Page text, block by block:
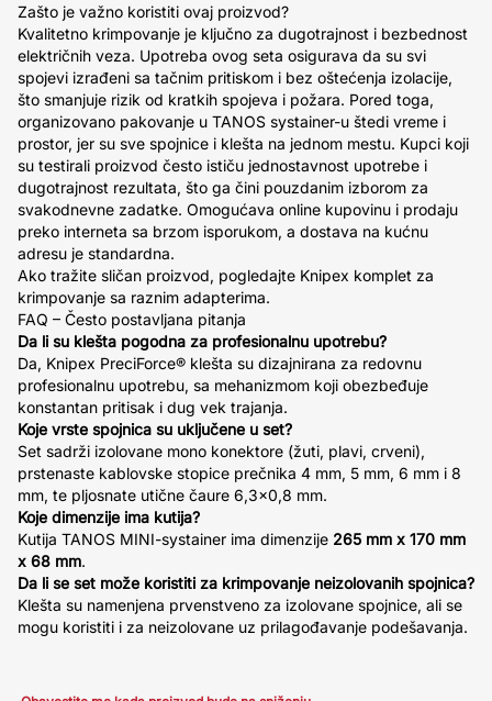
Zašto je važno koristiti ovaj proizvod?
Kvalitetno krimpovanje je ključno za dugotrajnost i bezbednost
električnih veza. Upotreba ovog seta osigurava da su svi
spojevi izrađeni sa tačnim pritiskom i bez oštećenja izolacije,
što smanjuje rizik od kratkih spojeva i požara. Pored toga,
organizovano pakovanje u TANOS systainer-u štedi vreme i
prostor, jer su sve spojnice i klešta na jednom mestu. Kupci koji
su testirali proizvod često ističu jednostavnost upotrebe i
dugotrajnost rezultata, što ga čini pouzdanim izborom za
svakodnevne zadatke. Omogućava online kupovinu i prodaju
preko interneta sa brzom isporukom, a dostava na kućnu
adresu je standardna.
Ako tražite sličan proizvod, pogledajte Knipex komplet za
krimpovanje sa raznim adapterima.
FAQ – Često postavljana pitanja
Da li su klešta pogodna za profesionalnu upotrebu?
Da, Knipex PreciForce® klešta su dizajnirana za redovnu
profesionalnu upotrebu, sa mehanizmom koji obezbeđuje
konstantan pritisak i dug vek trajanja.
Koje vrste spojnica su uključene u set?
Set sadrži izolovane mono konektore (žuti, plavi, crveni),
prstenaste kablovske stopice prečnika 4 mm, 5 mm, 6 mm i 8
mm, te pljosnate utične čaure 6,3x0,8 mm.
Koje dimenzije ima kutija?
Kutija TANOS MINI-systainer ima dimenzije 265 mm x 170 mm
x 68 mm.
Da li se set može koristiti za krimpovanje neizolovanih spojnica?
Klešta su namenjena prvenstveno za izolovane spojnice, ali se
mogu koristiti i za neizolovane uz prilagođavanje podešavanja.